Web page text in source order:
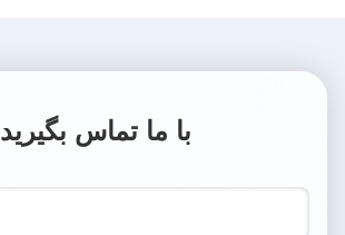
با ما تماس بگیرید